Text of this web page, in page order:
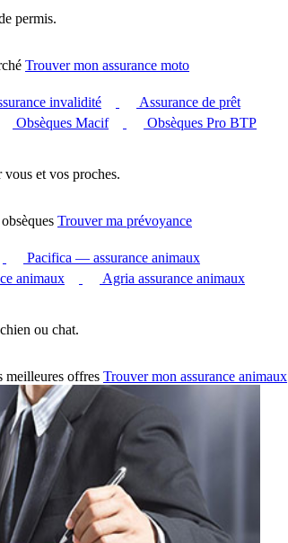
permis.
Trouver mon assurance moto
invalidité
Assurance de prêt
Obsèques Macif Obsèques Pro BTP
et vos proches.
Trouver ma prévoyance
Pacifica — assurance animaux
animaux Agria assurance animaux
ou chat.
offres Trouver mon assurance animaux